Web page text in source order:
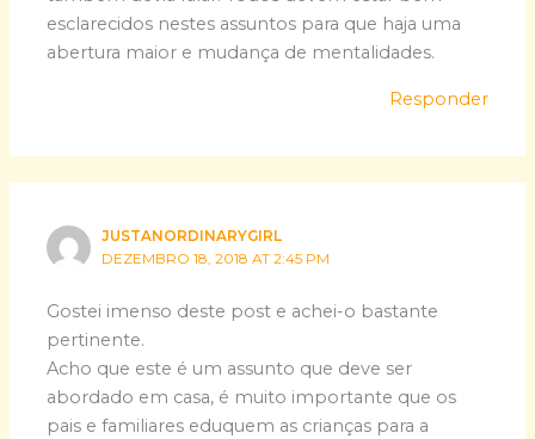
esclarecidos nestes assuntos para que haja uma
abertura maior e mudança de mentalidades.
Responder
JUSTANORDINARYGIRL
DEZEMBRO 18, 2018 AT 2:45 PM
Gostei imenso deste post e achei-o bastante
pertinente.
Acho que este é um assunto que deve ser
abordado em casa, é muito importante que os
pais e familiares eduquem as crianças para a